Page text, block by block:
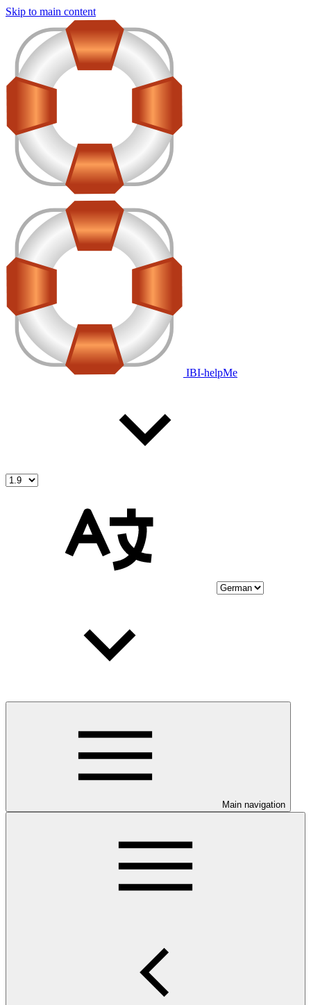
Skip to main content
IBI-helpMe
Main navigation